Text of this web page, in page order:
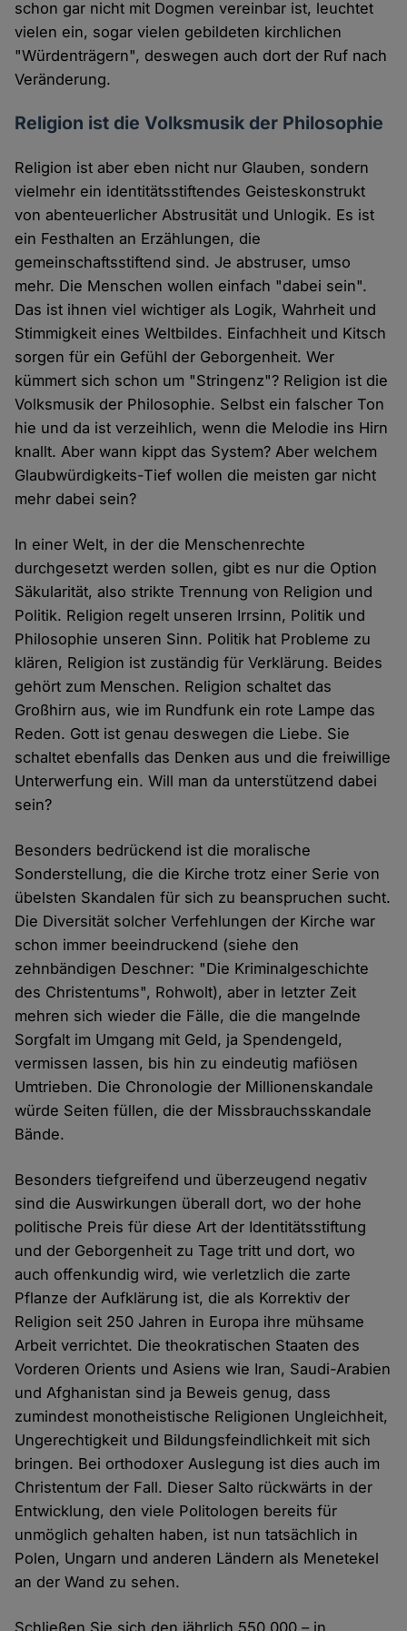
schon gar nicht mit Dogmen vereinbar ist, leuchtet
vielen ein, sogar vielen gebildeten kirchlichen
"Würdenträgern", deswegen auch dort der Ruf nach
Veränderung.
Religion ist die Volksmusik der Philosophie
Religion ist aber eben nicht nur Glauben, sondern
vielmehr ein identitätsstiftendes Geisteskonstrukt
von abenteuerlicher Abstrusität und Unlogik. Es ist
ein Festhalten an Erzählungen, die
gemeinschaftsstiftend sind. Je abstruser, umso
mehr. Die Menschen wollen einfach "dabei sein".
Das ist ihnen viel wichtiger als Logik, Wahrheit und
Stimmigkeit eines Weltbildes. Einfachheit und Kitsch
sorgen für ein Gefühl der Geborgenheit. Wer
kümmert sich schon um "Stringenz"? Religion ist die
Volksmusik der Philosophie. Selbst ein falscher Ton
hie und da ist verzeihlich, wenn die Melodie ins Hirn
knallt. Aber wann kippt das System? Aber welchem
Glaubwürdigkeits-Tief wollen die meisten gar nicht
mehr dabei sein?
In einer Welt, in der die Menschenrechte
durchgesetzt werden sollen, gibt es nur die Option
Säkularität, also strikte Trennung von Religion und
Politik. Religion regelt unseren Irrsinn, Politik und
Philosophie unseren Sinn. Politik hat Probleme zu
klären, Religion ist zuständig für Verklärung. Beides
gehört zum Menschen. Religion schaltet das
Großhirn aus, wie im Rundfunk ein rote Lampe das
Reden. Gott ist genau deswegen die Liebe. Sie
schaltet ebenfalls das Denken aus und die freiwillige
Unterwerfung ein. Will man da unterstützend dabei
sein?
Besonders bedrückend ist die moralische
Sonderstellung, die die Kirche trotz einer Serie von
übelsten Skandalen für sich zu beanspruchen sucht.
Die Diversität solcher Verfehlungen der Kirche war
schon immer beeindruckend (siehe den
zehnbändigen Deschner: "Die Kriminalgeschichte
des Christentums", Rohwolt), aber in letzter Zeit
mehren sich wieder die Fälle, die die mangelnde
Sorgfalt im Umgang mit Geld, ja Spendengeld,
vermissen lassen, bis hin zu eindeutig mafiösen
Umtrieben. Die Chronologie der Millionenskandale
würde Seiten füllen, die der Missbrauchsskandale
Bände.
Besonders tiefgreifend und überzeugend negativ
sind die Auswirkungen überall dort, wo der hohe
politische Preis für diese Art der Identitätsstiftung
und der Geborgenheit zu Tage tritt und dort, wo
auch offenkundig wird, wie verletzlich die zarte
Pflanze der Aufklärung ist, die als Korrektiv der
Religion seit 250 Jahren in Europa ihre mühsame
Arbeit verrichtet. Die theokratischen Staaten des
Vorderen Orients und Asiens wie Iran, Saudi-Arabien
und Afghanistan sind ja Beweis genug, dass
zumindest monotheistische Religionen Ungleichheit,
Ungerechtigkeit und Bildungsfeindlichkeit mit sich
bringen. Bei orthodoxer Auslegung ist dies auch im
Christentum der Fall. Dieser Salto rückwärts in der
Entwicklung, den viele Politologen bereits für
unmöglich gehalten haben, ist nun tatsächlich in
Polen, Ungarn und anderen Ländern als Menetekel
an der Wand zu sehen.